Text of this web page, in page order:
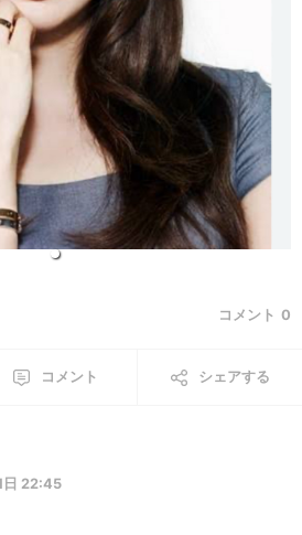
コメント 0
コメント シェアする
日 22:45